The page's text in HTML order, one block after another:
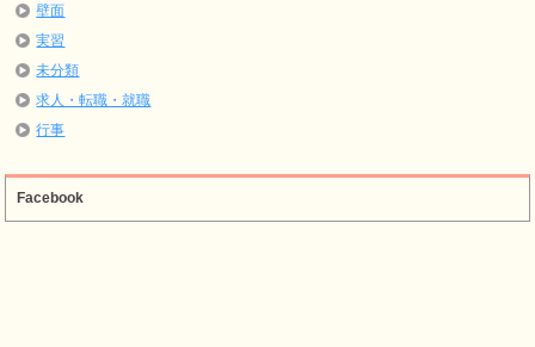
壁面
実習
未分類
求人・転職・就職
行事
Facebook